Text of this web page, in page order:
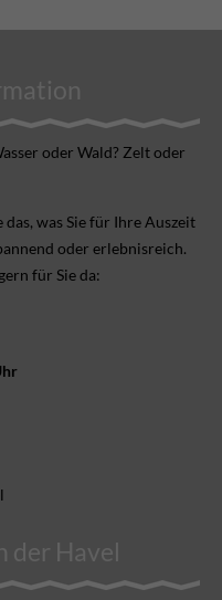
oder Wald? Zelt oder
was Sie für Ihre Aus­zeit
oder erlebnis­reich.
für Sie da:
der Havel